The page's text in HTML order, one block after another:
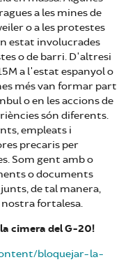
a les mines de
o a les protestes
estat involucrades
o de barri. D'altresi
a l'estat espanyol o
més van formar part
o en les accions de
són diferents.
empleats i
precaris per
Som gent amb o
o documents
de tal manera,
nostra fortalesa.
cimera del G-20!
bloquejar-la-